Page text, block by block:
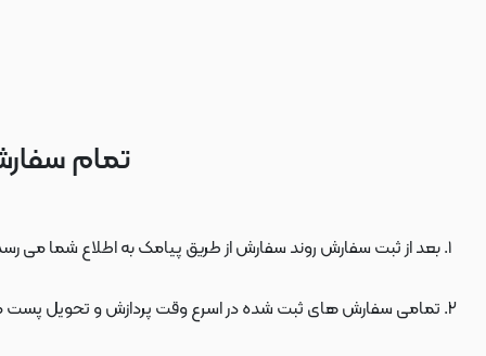
تمام
بعد از ثبت سفارش روند سفارش از طریق پیامک به اطلاع شما می
تمامی سفارش های ثبت شده در اسرع وقت پردازش و تحویل